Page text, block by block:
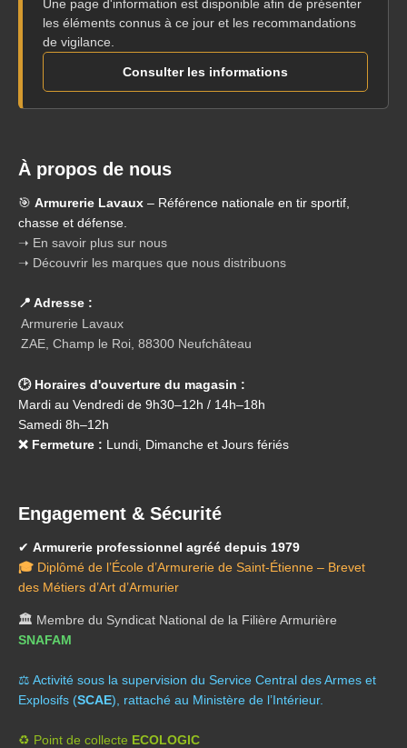
Une page d'information est disponible afin de présenter
les éléments connus à ce jour et les recommandations
de vigilance.
Consulter les informations
À propos de nous
🎯 Armurerie Lavaux – Référence nationale en tir sportif,
chasse et défense.
➝ En savoir plus sur nous
➝ Découvrir les marques que nous distribuons
📍 Adresse :
Armurerie Lavaux
ZAE, Champ le Roi, 88300 Neufchâteau
🕑 Horaires d'ouverture du magasin :
Mardi au Vendredi de 9h30–12h / 14h–18h
Samedi 8h–12h
❌ Fermeture : Lundi, Dimanche et Jours fériés
Engagement & Sécurité
✔ Armurerie professionnel agréé depuis 1979
🎓 Diplômé de l’École d’Armurerie de Saint-Étienne – Brevet
des Métiers d’Art d’Armurier
🏛️ Membre du Syndicat National de la Filière Armurière
SNAFAM
⚖️ Activité sous la supervision du Service Central des Armes et
Explosifs (SCAE), rattaché au Ministère de l’Intérieur.
♻️ Point de collecte ECOLOGIC